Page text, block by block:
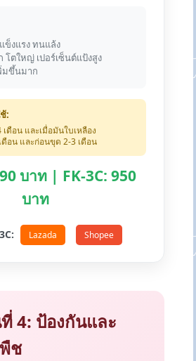
แข็งแรง ทนแล้ง
โตใหญ่ เปอร์เซ็นต์แป้งสูง
มขึ้นมาก
:
เดือน และเมื่อมันใบเหลือง
ดือน และก่อนขุด 2-3 เดือน
บาท | FK-3C: 950
บาท
Lazada Shopee
4: ป้องกันและ
ช